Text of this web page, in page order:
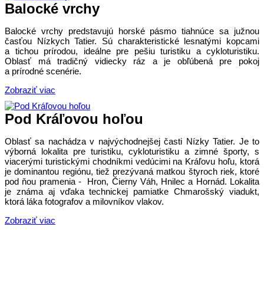
Balocké vrchy
Balocké vrchy predstavujú horské pásmo tiahnúce sa južnou
časťou Nízkych Tatier. Sú charakteristické lesnatými kopcami
a tichou prírodou, ideálne pre pešiu turistiku a cykloturistiku.
Oblasť má tradičný vidiecky ráz a je obľúbená pre pokoj
a prírodné scenérie.
Zobraziť viac
Pod Kráľovou hoľou
Oblasť sa nachádza v najvýchodnejšej časti Nízky Tatier. Je to
výborná lokalita pre turistiku, cykloturistiku a zimné športy, s
viacerými turistickými chodníkmi vedúcimi na Kráľovu hoľu, ktorá
je dominantou regiónu, tiež prezývaná matkou štyroch riek, ktoré
pod ňou pramenia - Hron, Čierny Váh, Hnilec a Hornád. Lokalita
je známa aj vďaka technickej pamiatke Chmarošský viadukt,
ktorá láka fotografov a milovníkov vlakov.
Zobraziť viac